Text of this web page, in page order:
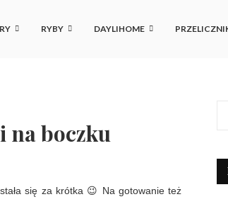
RYBY DAYLIHOME
na boczku
się za krótka 😉 Na gotowanie też